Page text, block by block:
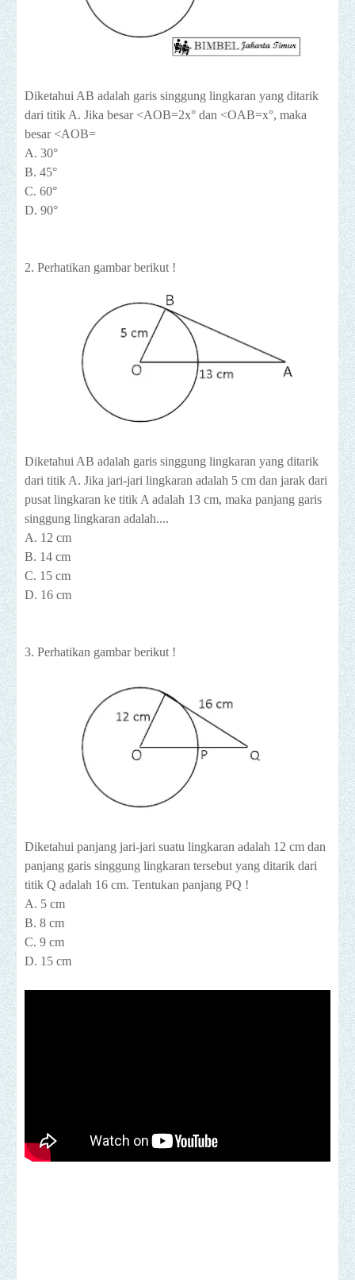
Diketahui AB adalah garis singgung lingkaran yang ditarik
dari titik A. Jika besar <AOB=2x° dan <OAB=x°, maka
besar <AOB=
A. 30°
B. 45°
C. 60°
D. 90°
2. Perhatikan gambar berikut !
Diketahui AB adalah garis singgung lingkaran yang ditarik
dari titik A. Jika jari-jari lingkaran adalah 5 cm dan jarak dari
pusat lingkaran ke titik A adalah 13 cm, maka panjang garis
singgung lingkaran adalah....
A. 12 cm
B. 14 cm
C. 15 cm
D. 16 cm
3. Perhatikan gambar berikut !
Diketahui panjang jari-jari suatu lingkaran adalah 12 cm dan
panjang garis singgung lingkaran tersebut yang ditarik dari
titik Q adalah 16 cm. Tentukan panjang PQ !
A. 5 cm
B. 8 cm
C. 9 cm
D. 15 cm